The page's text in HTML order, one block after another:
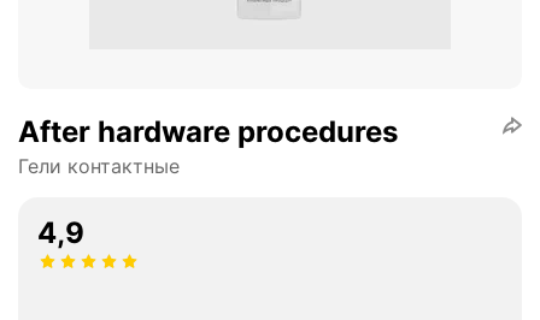
After hardware procedures
Гели контактные
4,9